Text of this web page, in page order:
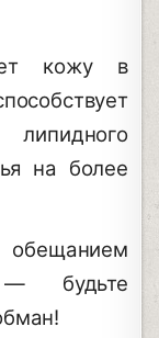
кожу в
липидного
на более
— будьте